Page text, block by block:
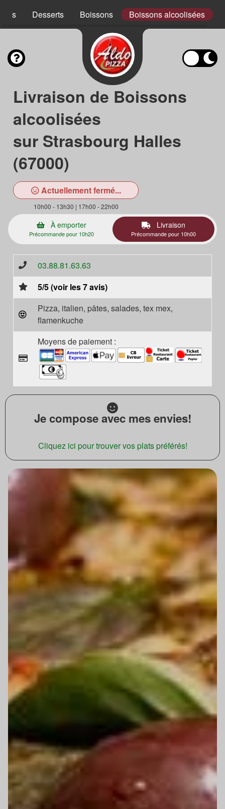
Desserts Boissons Boissons alcoolisées
Livraison de Boissons
alcoolisées
sur Strasbourg Halles
(67000)
Actuellement fermé...
10h00 - 13h30 | 17h00 - 22h00
À emporter
Précommande pour 10h20
Livraison
Précommande pour 10h00
03.88.81.63.63
5/5 (voir les 7 avis)
Pizza, italien, pâtes, salades, tex mex,
flamenkuche
Moyens de paiement :
Je compose avec mes envies!
Cliquez ici pour trouver vos plats préférés!